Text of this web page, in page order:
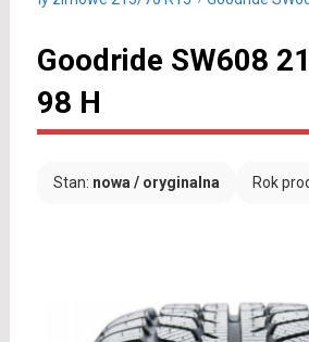
Goodride SW608
98 H
Stan: nowa / oryginalna Rok